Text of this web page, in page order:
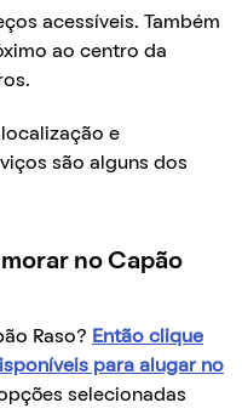
acessíveis. Também
ao centro da
e
são alguns dos
no Capão
Raso? Então clique
para alugar no
selecionadas